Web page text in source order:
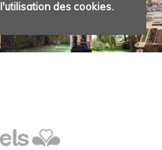
des cookies.